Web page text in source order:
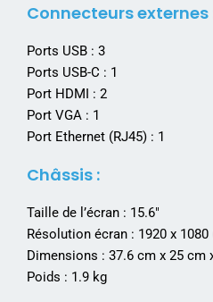
Connecteurs externes
Ports USB : 3
Ports USB-C : 1
Port HDMI : 2
Port VGA : 1
Port Ethernet (RJ45) : 1
Châssis :
Taille de l’écran : 15.6″
Résolution écran : 1920 x
Dimensions : 37.6 cm x 25 cm
Poids : 1.9 kg